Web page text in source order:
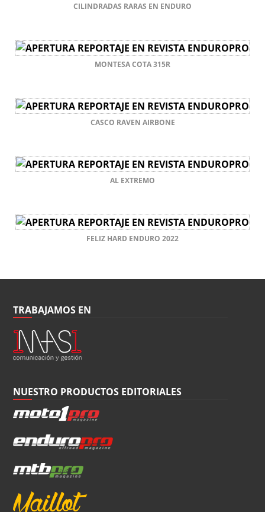
CILINDRADAS RARAS EN ENDURO
MONTESA COTA 315R
CASCO RAVEN AIRBONE
AL EXTREMO
FELIZ HARD ENDURO 2022
TRABAJAMOS EN
NUESTRO PRODUCTOS EDITORIALES